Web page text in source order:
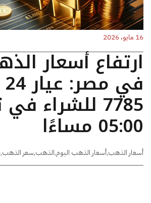
16 مايو، 2026
ارتفاع أسعار
7785 للشراء
05:00 مساءًا
أسعار الذهب,أسعار الذهب اليوم,الذهب,سعر الذهب,